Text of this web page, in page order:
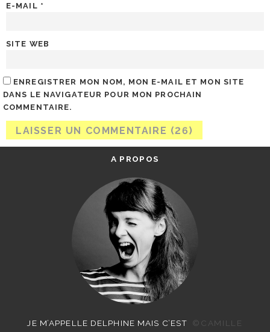
E-MAIL *
SITE WEB
ENREGISTRER MON NOM, MON E-MAIL ET MON SITE
DANS LE NAVIGATEUR POUR MON PROCHAIN
COMMENTAIRE.
A PROPOS
JE M’APPELLE DELPHINE MAIS C’EST
©CAMILLE